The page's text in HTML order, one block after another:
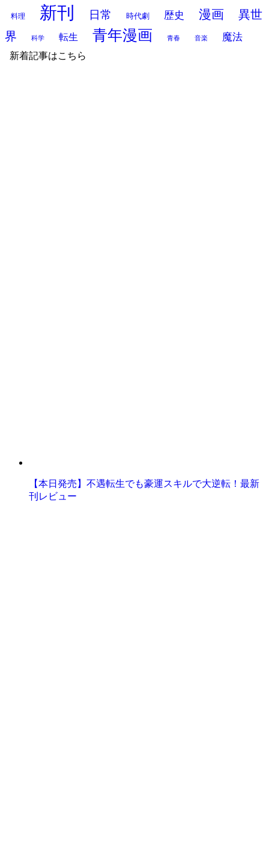
料理 新刊 日常 時代劇 歴史 漫画
異世
界
科学 転生 青年漫画 青春 音楽 魔法
新着記事はこちら
【本日発売】不遇転生でも豪運スキルで大逆転！最新
刊レビュー